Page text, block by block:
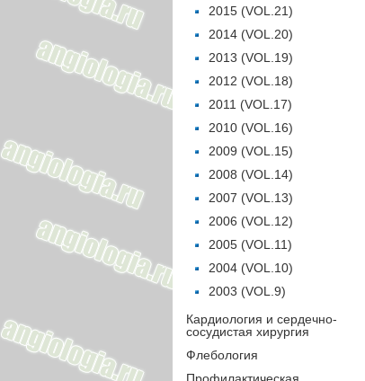
2015 (VOL.21)
2014 (VOL.20)
2013 (VOL.19)
2012 (VOL.18)
2011 (VOL.17)
2010 (VOL.16)
2009 (VOL.15)
2008 (VOL.14)
2007 (VOL.13)
2006 (VOL.12)
2005 (VOL.11)
2004 (VOL.10)
2003 (VOL.9)
Кардиология и сердечно-
сосудистая хирургия
Флебология